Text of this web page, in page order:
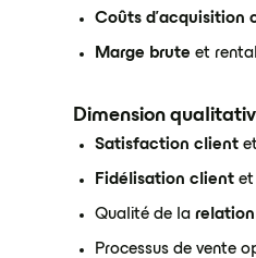
Coûts d'acquisition
Marge brute et
Dimension
Satisfaction client
Fidélisation client et
Qualité de la
Processus de vente